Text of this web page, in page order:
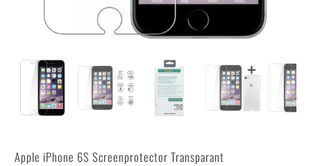
Apple iPhone 6S Screenprotector Transparant